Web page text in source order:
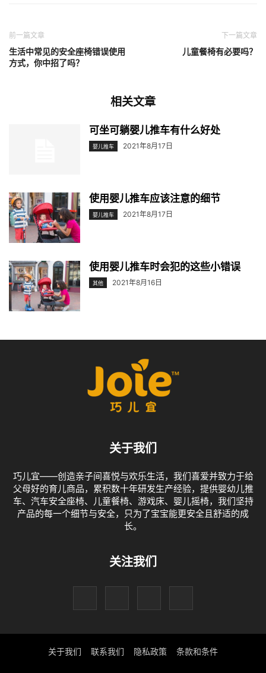
前一篇文章
生活中常见的安全座椅错误使用
方式，你中招了吗？
下一篇文章
儿童餐椅有必要吗？
相关文章
可坐可躺婴儿推车有什么好处
婴儿推车 2021年8月17日
使用婴儿推车应该注意的细节
婴儿推车 2021年8月17日
使用婴儿推车时会犯的这些小错误
其他 2021年8月16日
关于我们
巧儿宜——创造亲子间喜悦与欢乐生活，我们喜爱并致力于给
父母好的育儿商品，累积数十年研发生产经验，提供婴幼儿推
车、汽车安全座椅、儿童餐椅、游戏床、婴儿摇椅，我们坚持
产品的每一个细节与安全，只为了宝宝能更安全且舒适的成
长。
关注我们
关于我们 联系我们 隐私政策 条款和条件